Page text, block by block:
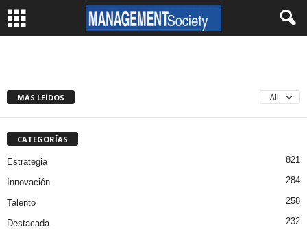
MÁS LEÍDOS All
CATEGORÍAS
Estrategia 821
Innovación 284
Talento 258
Destacada 232